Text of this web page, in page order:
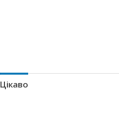
Цікаво